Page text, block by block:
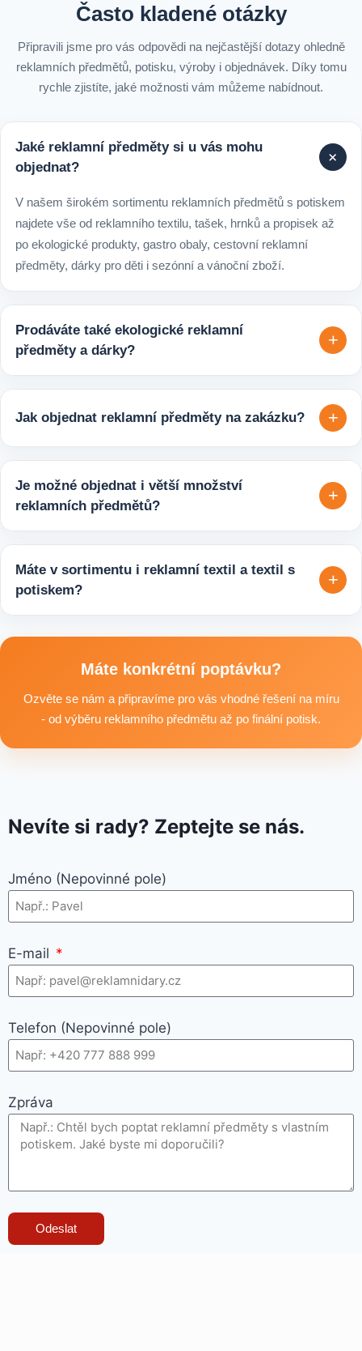
Často kladené otázky
Připravili jsme pro vás odpovědi na nejčastější dotazy ohledně
reklamních předmětů, potisku, výroby i objednávek. Díky tomu
rychle zjistíte, jaké možnosti vám můžeme nabídnout.
Jaké reklamní předměty si u vás mohu
objednat?
+
V našem širokém sortimentu reklamních předmětů s potiskem
najdete vše od reklamního textilu, tašek, hrnků a propisek až
po ekologické produkty, gastro obaly, cestovní reklamní
předměty, dárky pro děti i sezónní a vánoční zboží.
Prodáváte také ekologické reklamní
předměty a dárky?
+
reklamních předmětů. K dispozici jsou i ekologicky udržitelné
varianty, které jsou vhodné pro firmy, jež chtějí spojit svojí
propagaci s odpovědným přístupem k životnímu prostředí.
Jak objednat reklamní předměty na zakázku? +
počtem kusů a představou o potisku. Následně si s vámi
upřesníme doplňující detaily, doporučíme vhodné varianty
Je možné objednat i větší množství
reklamních předmětů?
+
tisíců kusů pro firmy, eventy, gastro provozy nebo dlouhodobé
reklamní kampaně. Připravíme ideální řešení podle rozpočtu,
Máte v sortimentu i reklamní textil a textil s
potiskem?
+
textilní produkty vhodné pro branding, promo akce i firemní
Máte konkrétní poptávku?
Ozvěte se nám a připravíme pro vás vhodné řešení na míru
- od výběru reklamního předmětu až po finální potisk.
Nevíte si rady? Zeptejte se nás.
Jméno (Nepovinné pole)
E-mail
Telefon (Nepovinné pole)
Zpráva
Odeslat